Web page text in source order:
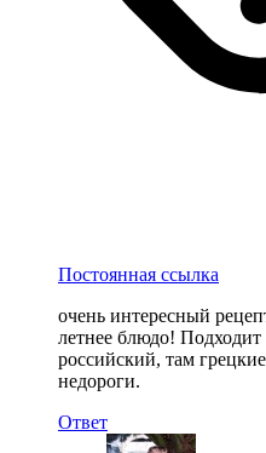
Постоянная ссылка
очень интересный
летнее блюдо!
российский, там
недороги.
Ответ